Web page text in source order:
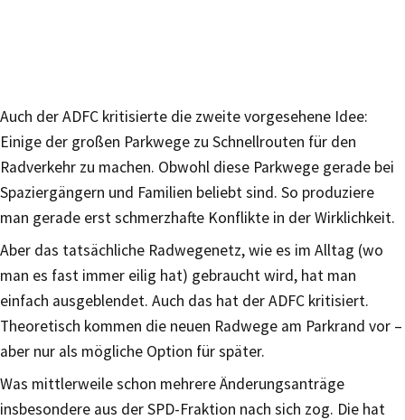
Auch der ADFC kritisierte die zweite vorgesehene Idee:
Einige der großen Parkwege zu Schnellrouten für den
Radverkehr zu machen. Obwohl diese Parkwege gerade bei
Spaziergängern und Familien beliebt sind. So produziere
man gerade erst schmerzhafte Konflikte in der Wirklichkeit.
Aber das tatsächliche Radwegenetz, wie es im Alltag (wo
man es fast immer eilig hat) gebraucht wird, hat man
einfach ausgeblendet. Auch das hat der ADFC kritisiert.
Theoretisch kommen die neuen Radwege am Parkrand vor –
aber nur als mögliche Option für später.
Was mittlerweile schon mehrere Änderungsanträge
insbesondere aus der SPD-Fraktion nach sich zog. Die hat